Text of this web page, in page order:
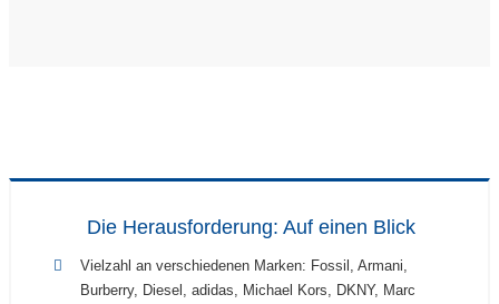
Die Herausforderung: Auf einen Blick
Vielzahl an verschiedenen Marken: Fossil, Armani,
Burberry, Diesel, adidas, Michael Kors, DKNY, Marc